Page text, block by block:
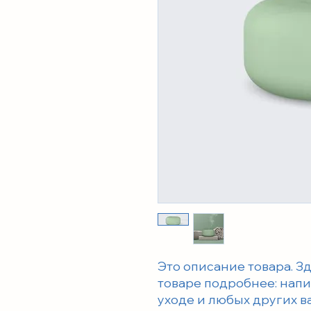
Это описание товара.
товаре подробнее:
уходе и любых других